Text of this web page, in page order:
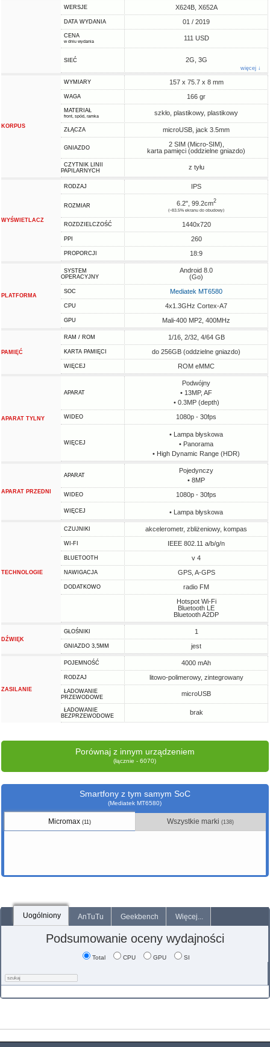
WERSJE X624B, X652A
DATA WYDANIA 01 / 2019
CENA
w dniu wydania 111 USD
SIEĆ 2G, 3G
więcej ↓
KORPUS
WYMIARY 157 x 75.7 x 8 mm
WAGA 166 gr
MATERIAŁ
front, spód, ramka szkło, plastikowy, plastikowy
ZŁĄCZA microUSB, jack 3.5mm
GNIAZDO
2 SIM (Micro-SIM),
karta pamięci (oddzielne gniazdo)
CZYTNIK LINII
PAPILARNYCH
z tyłu
WYŚWIETLACZ
RODZAJ IPS
ROZMIAR 6.2", 99.2cm2
(~83.5% ekranu do obudowy)
ROZDZIELCZOŚĆ 1440x720
PPI 260
PROPORCJI 18:9
PLATFORMA
SYSTEM
OPERACYJNY
Android 8.0
(Go)
SOC Mediatek MT6580
CPU 4x1.3GHz Cortex-A7
GPU Mali-400 MP2, 400MHz
PAMIĘĆ
RAM / ROM 1/16, 2/32, 4/64 GB
KARTA PAMIĘCI do 256GB (oddzielne gniazdo)
WIĘCEJ ROM eMMC
APARAT TYLNY
APARAT
Podwójny
• 13MP, AF
• 0.3MP (depth)
WIDEO 1080p - 30fps
WIĘCEJ
• Lampa błyskowa
• Panorama
• High Dynamic Range (HDR)
APARAT PRZEDNI
APARAT
Pojedynczy
• 8MP
WIDEO 1080p - 30fps
WIĘCEJ • Lampa błyskowa
TECHNOLOGIE
CZUJNIKI akcelerometr, zbliżeniowy, kompas
WI-FI IEEE 802.11 a/b/g/n
BLUETOOTH v 4
NAWIGACJA GPS, A-GPS
DODATKOWO
radio FM
Hotspot Wi-Fi
Bluetooth LE
Bluetooth A2DP
DŹWIĘK
GŁOŚNIKI 1
GNIAZDO 3,5MM jest
ZASILANIE
POJEMNOŚĆ 4000 mAh
RODZAJ litowo-polimerowy, zintegrowany
ŁADOWANIE
PRZEWODOWE
microUSB
ŁADOWANIE
BEZPRZEWODOWE
brak
Porównaj z innym urządzeniem
(łącznie - 6070)
Smartfony z tym samym SoC
(Mediatek MT6580)
Micromax(11) Wszystkie marki(138)
Uogólniony AnTuTu Geekbench Więcej...
Podsumowanie oceny wydajności
Total CPU GPU SI